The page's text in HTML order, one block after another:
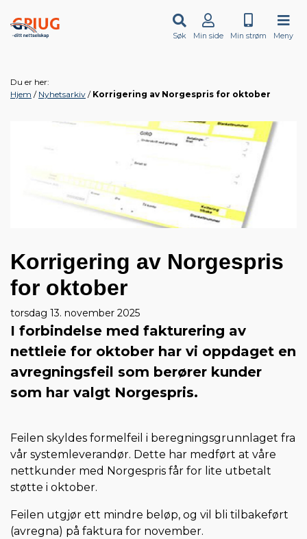
Søk Min side Min strøm Meny
Du er her:
Hjem
Nyhetsarkiv Korrigering av Norgespris for oktober
Korrigering av Norgespris
for oktober
torsdag 13. november 2025
I forbindelse med fakturering av
nettleie for oktober har vi oppdaget en
avregningsfeil som berører kunder
som har valgt Norgespris.
Feilen skyldes formelfeil i beregningsgrunnlaget fra
vår systemleverandør. Dette har medført at våre
nettkunder med Norgespris får for lite utbetalt
støtte i oktober.
Feilen utgjør ett mindre beløp, og vil bli tilbakeført
(avregna) på faktura for november.